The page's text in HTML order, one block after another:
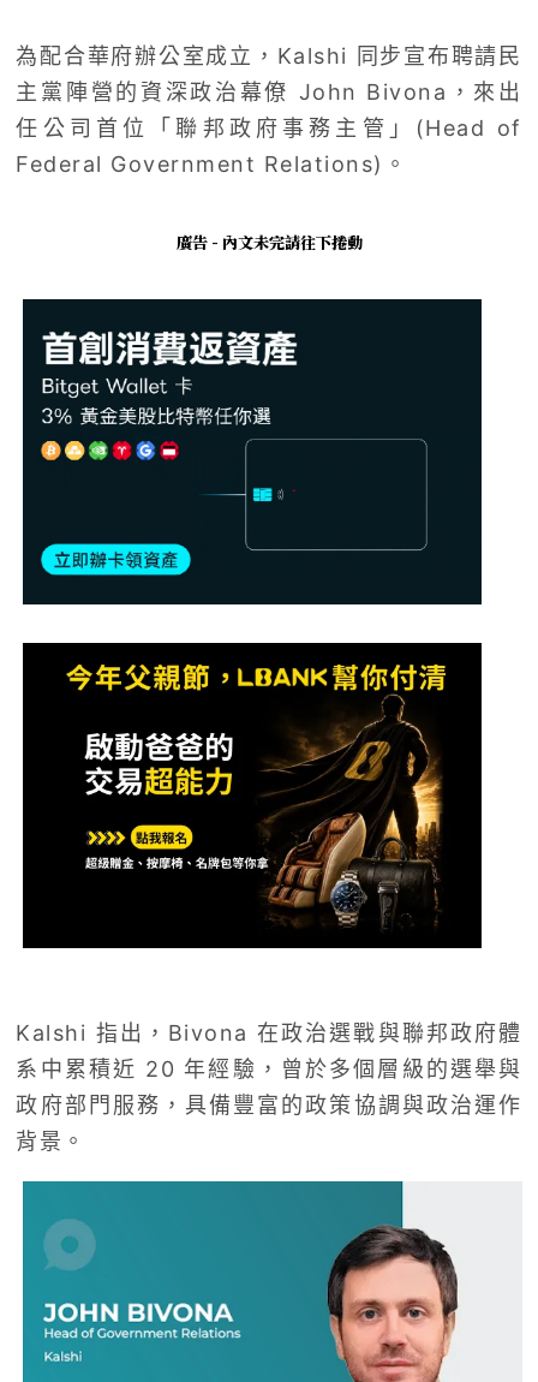
為配合華府辦公室成立，Kalshi 同步宣布聘請民
主黨陣營的資深政治幕僚 John Bivona ，來出
任公司首位「聯邦政府事務主管」(Head of
Federal Government Relations)。
廣告 - 內文未完請往下捲動
Kalshi 指出，Bivona 在政治選戰與聯邦政府體
系中累積近 20 年經驗，曾於多個層級的選舉與
政府部門服務，具備豐富的政策協調與政治運作
背景。